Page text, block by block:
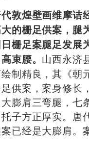
敦煌壁画维摩诘
的栅足供案，腿
栅足案腿足发展
束腰。 山西永济
制精良，其《朝
供案，案身修长
膨肩三弯腿，七
子方正厚实。唐
已经是大膨肩。